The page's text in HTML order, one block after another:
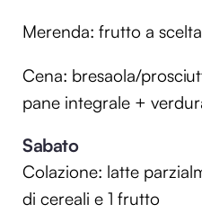
Merenda: frutto a scelta
Cena: bresaola/
pane integrale +
Sabato
Colazione: latte
di cereali e 1 frutto